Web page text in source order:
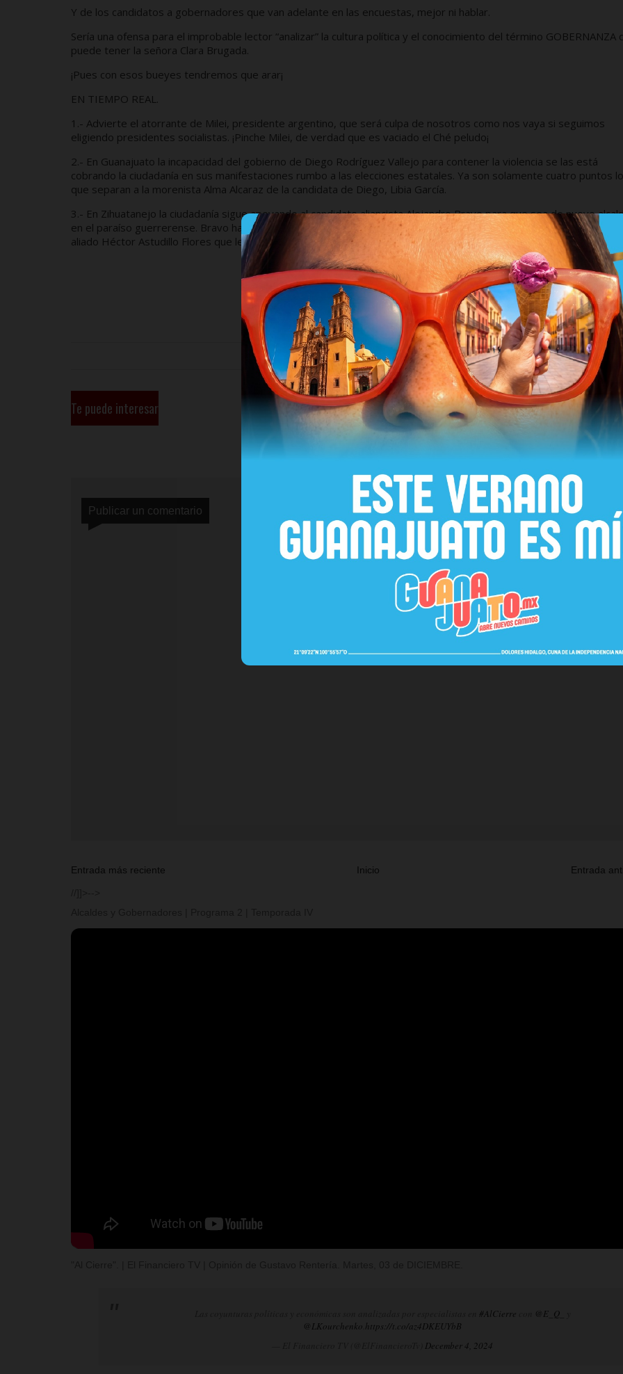
Y de los candidatos a gobernadores que van adelante en las encuestas, mejor ni hablar.
Sería una ofensa para el improbable lector “analizar” la cultura política y el conocimiento del término GOBERNANZA
puede tener la señora Clara Brugada.
¡Pues con esos bueyes tendremos que arar¡
EN TIEMPO REAL.
1.- Advierte el atorrante de Milei, presidente argentino, que será culpa de nosotros como nos vaya si seguimos
eligiendo presidentes socialistas. ¡Pinche Milei, de verdad que es vaciado el Ché peludo¡
2.- En Guanajuato la incapacidad del gobierno de Diego Rodríguez Vallejo para contener la violencia se las está
cobrando la ciudadanía en sus manifestaciones rumbo a las elecciones estatales. Ya son solamente cuatro puntos
que separan a la morenista Alma Alcaraz de la candidata de Diego, Libia García.
3.- En Zihuatanejo la ciudadanía sigue apoyando al candidato aliancista Alejandro Bravo para que sea de nuevo
en el paraíso guerrerense. Bravo ha sido un político congruente y ha permanecido en el PRI a diferencia de su
aliado Héctor Astudillo Flores que le dio la espalda al partido que le dio todo.
Te puede interesar
Publicar un comentario
Entrada más reciente Entrada
Inicio
#AlCierre @E_Q_
@LKourchenko https://t.co/az4DKEUYbB
December 4, 2024